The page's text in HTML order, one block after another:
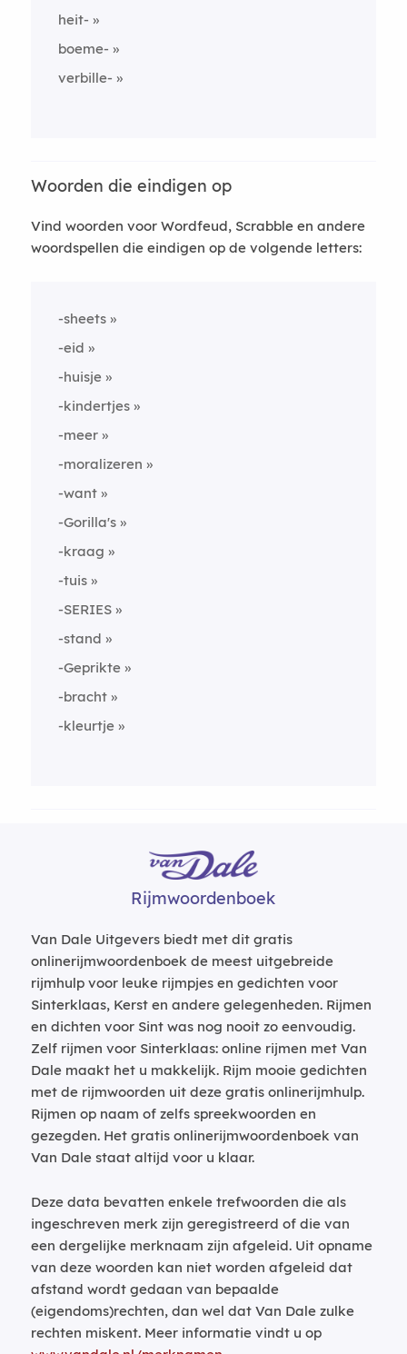
heit-
boeme-
verbille-
Woorden die eindigen op
Vind woorden voor Wordfeud, Scrabble en andere
woordspellen die eindigen op de volgende letters:
-sheets
-eid
-huisje
-kindertjes
-meer
-moralizeren
-want
-Gorilla's
-kraag
-tuis
-SERIES
-stand
-Geprikte
-bracht
-kleurtje
Rijmwoordenboek
Van Dale Uitgevers biedt met dit gratis
onlinerijmwoordenboek de meest uitgebreide
rijmhulp voor leuke rijmpjes en gedichten voor
Sinterklaas, Kerst en andere gelegenheden. Rijmen
en dichten voor Sint was nog nooit zo eenvoudig.
Zelf rijmen voor Sinterklaas: online rijmen met Van
Dale maakt het u makkelijk. Rijm mooie gedichten
met de rijmwoorden uit deze gratis onlinerijmhulp.
Rijmen op naam of zelfs spreekwoorden en
gezegden. Het gratis onlinerijmwoordenboek van
Van Dale staat altijd voor u klaar.
Deze data bevatten enkele trefwoorden die als
ingeschreven merk zijn geregistreerd of die van
een dergelijke merknaam zijn afgeleid. Uit opname
van deze woorden kan niet worden afgeleid dat
afstand wordt gedaan van bepaalde
(eigendoms)rechten, dan wel dat Van Dale zulke
rechten miskent. Meer informatie vindt u op